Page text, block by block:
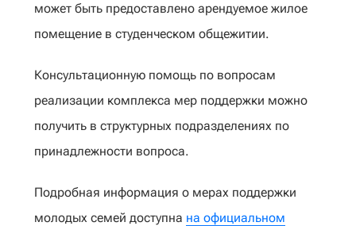
может быть предоставлено арендуемое жилое
помещение в студенческом общежитии.
Консультационную помощь по вопросам
реализации комплекса мер поддержки можно
получить в структурных подразделениях по
принадлежности вопроса.
Подробная информация о мерах поддержки
молодых семей доступна на официальном